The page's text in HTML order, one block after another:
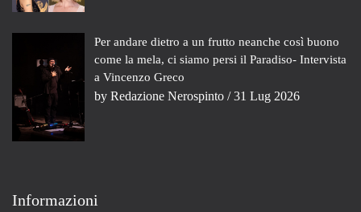
Per andare dietro a un frutto neanche così buono
come la mela, ci siamo persi il Paradiso- Intervista
a Vincenzo Greco
by Redazione Nerospinto / 31 Lug 2026
Informazioni